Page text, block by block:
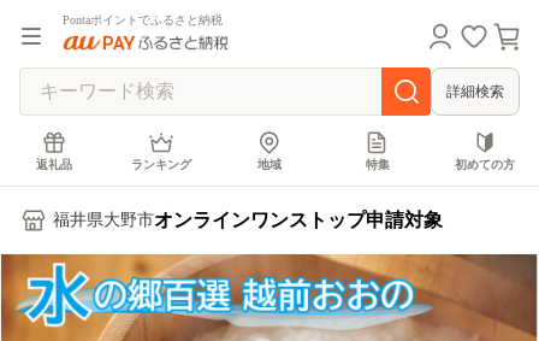
Pontaポイントでふるさと納税
詳細検索
返礼品 ランキング 地域 特集 初めての方
福井県大野市オンラインワンストップ申請対象